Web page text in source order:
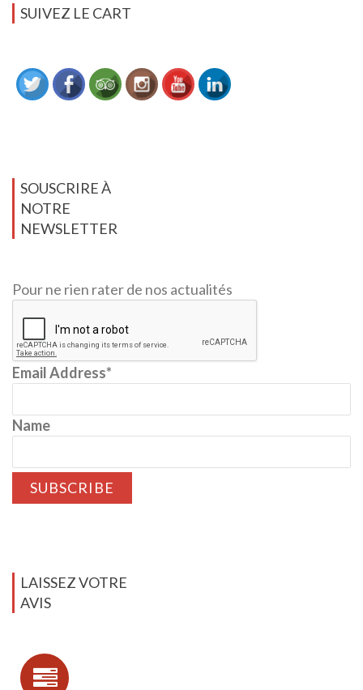
SUIVEZ LE CART
SOUSCRIRE À
NOTRE
NEWSLETTER
Pour ne rien rater de nos actualités
Email Address*
Name
LAISSEZ VOTRE
AVIS